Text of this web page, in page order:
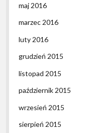
maj 2016
marzec 2016
luty 2016
grudzień 2015
listopad 2015
październik 2015
wrzesień 2015
sierpień 2015